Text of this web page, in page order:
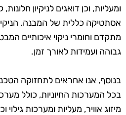
ומעליות, וכן דואגים לניקיון
אסתטיקה כללית של המבנה.
מתקדם וחומרי ניקוי איכותיים
גבוהה ועמידות לאורך זמן.
בנוסף, אנו אחראים לתחזוקה
בכל המערכות החיוניות, כולל
מיזוג אוויר, מעליות ומערכות גילוי